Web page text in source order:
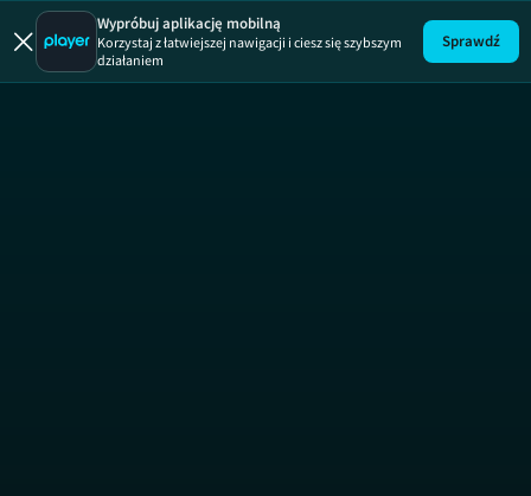
Skoki |
Wypróbuj aplikację mobilną
Korzystaj z łatwiejszej nawigacji i ciesz się szybszym
działaniem
Sprawdź